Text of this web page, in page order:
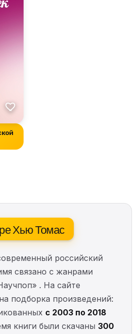
Хью Томас
российский
связано с жанрами
. На сайте
подборка произведений:
с 2003 по 2018
книги были скачаны 300